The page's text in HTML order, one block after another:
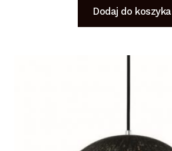
Dodaj do koszyka